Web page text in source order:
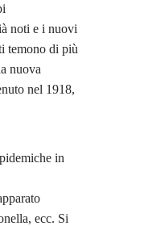
noti e i nuovi
temono di più
nuova
nel 1918,
in
ecc. Si